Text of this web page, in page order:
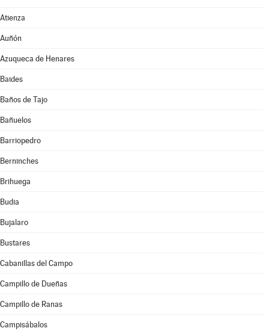
Atienza
Auñón
Azuqueca de Henares
Baides
Baños de Tajo
Bañuelos
Barriopedro
Berninches
Brihuega
Budia
Bujalaro
Bustares
Cabanillas del Campo
Campillo de Dueñas
Campillo de Ranas
Campisábalos